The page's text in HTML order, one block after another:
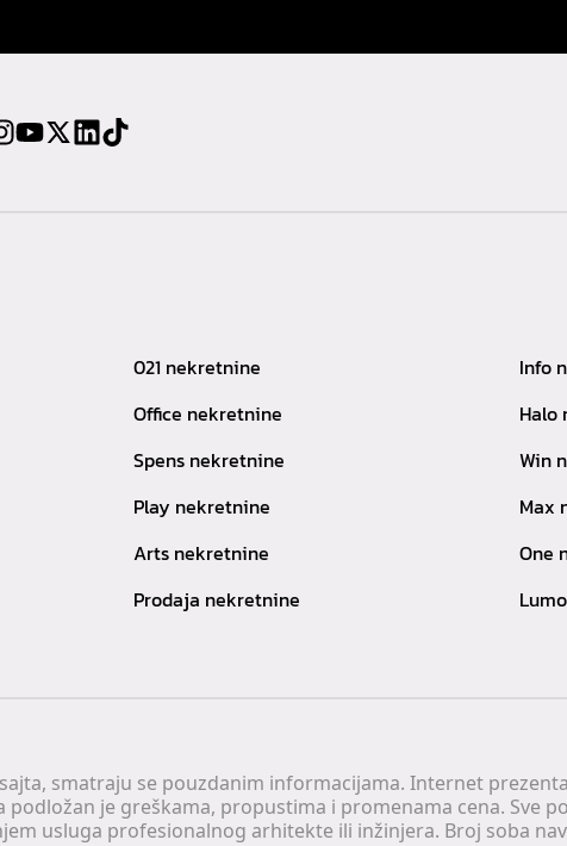
smatraju se pouzdanim informacijama. Internet
je greškama, propustima i promenama cena. Sve
usluga profesionalnog arhitekte ili inžinjera. Broj soba
021 nekretnine
Info
Office nekretnine
Halo
Spens nekretnine
Win
Play nekretnine
Max
Arts nekretnine
One
Prodaja nekretnine